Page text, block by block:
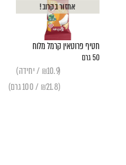
אחזור בקרוב!
חטיף פרוטאין קרמל מלוח
50 גרם
(₪10.9 / יחידה)
(₪21.8 / 100 גרם)